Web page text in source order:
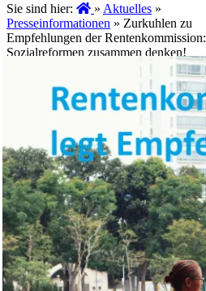
Sie sind hier: » Aktuelles »
Presseinformationen » Zurkuhlen zu
Empfehlungen der Rentenkommission:
Sozialreformen zusammen denken!